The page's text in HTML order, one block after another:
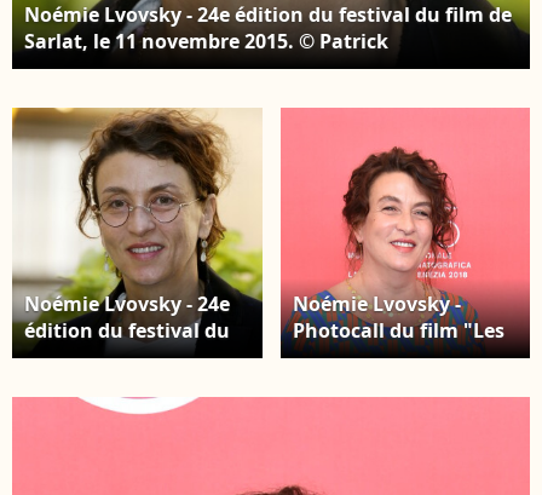
Noémie Lvovsky - 24e édition du festival du film de
Sarlat, le 11 novembre 2015. © Patrick
Bernard/Bestimage
Noémie Lvovsky - 24e
édition du festival du
film de Sarlat, le 11
Patrick
Noémie Lvovsky -
Photocall du film "Les
Estivants pendant la